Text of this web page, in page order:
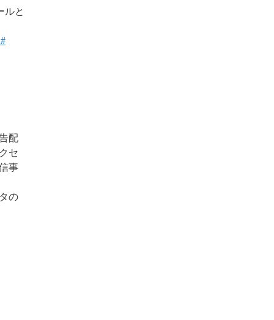
ルと
配
セ
事
の